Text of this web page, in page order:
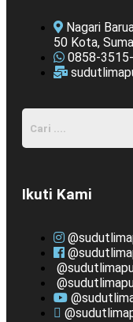
Nagari
50 Kota,
0858-
Ikuti Kami